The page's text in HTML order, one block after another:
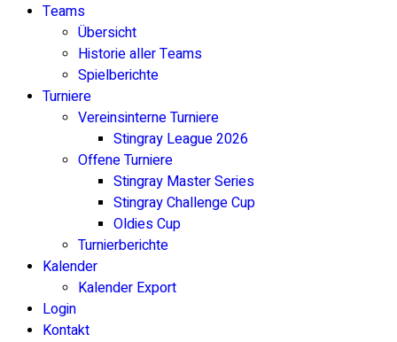
Teams
Übersicht
Historie aller Teams
Spielberichte
Turniere
Vereinsinterne Turniere
Stingray League 2026
Offene Turniere
Stingray Master Series
Stingray Challenge Cup
Oldies Cup
Turnierberichte
Kalender
Kalender Export
Login
Kontakt